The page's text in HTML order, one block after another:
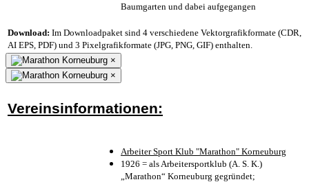
Baumgarten und dabei aufgegangen
Download: Im Downloadpaket sind 4 verschiedene Vektorgrafikformate (CDR,
AI EPS, PDF) und 3 Pixelgrafikformate (JPG, PNG, GIF) enthalten.
×
×
Vereinsinformationen:
Arbeiter Sport Klub "Marathon" Korneuburg
1926 = als Arbeitersportklub (A. S. K.)
„Marathon“ Korneuburg gegründet;